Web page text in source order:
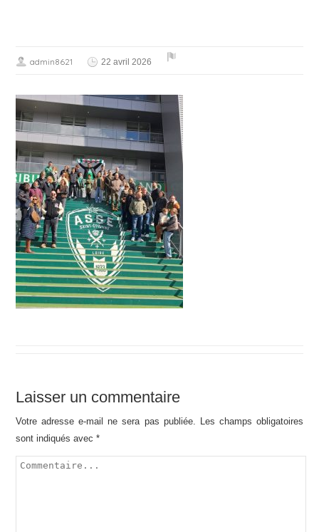
admin8621 22 avril 2026
Laisser un commentaire
Votre adresse e-mail ne sera pas publiée.
Les champs obligatoires
sont indiqués avec*